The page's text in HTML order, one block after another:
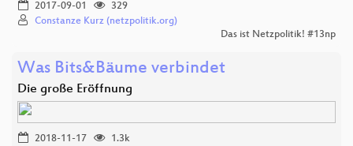
2017-09-01
329
Constanze Kurz (netzpolitik.org)
Das ist Netzpolitik! #13np
Was Bits&Bäume verbindet
Die große Eröffnung
2018-11-17
1.3k